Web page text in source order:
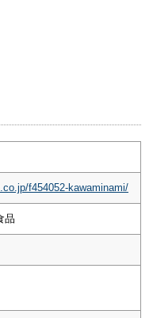
f454052-kawaminami/
品